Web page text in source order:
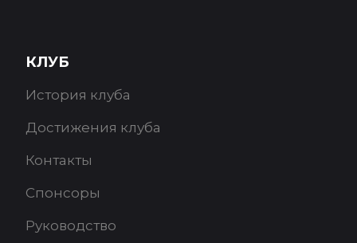
КЛУБ
История клуба
Достижения клуба
Контакты
Спонсоры
Руководство